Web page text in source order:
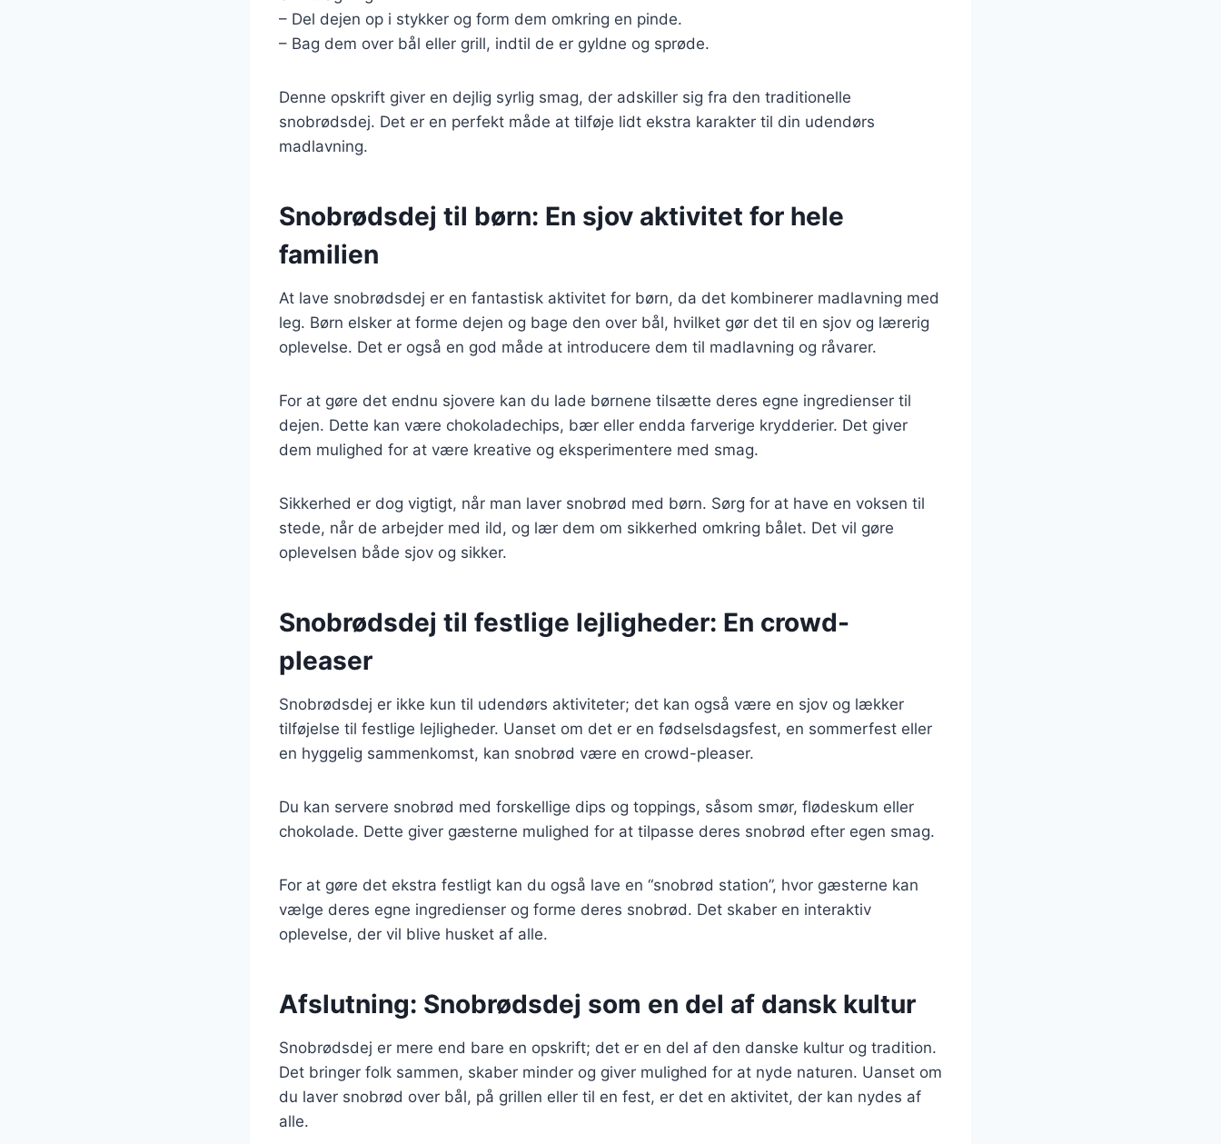
– Del dejen op i stykker og form dem omkring en pinde.
– Bag dem over bål eller grill, indtil de er gyldne og sprøde.
Denne opskrift giver en dejlig syrlig smag, der adskiller sig fra den traditionelle
snobrødsdej. Det er en perfekt måde at tilføje lidt ekstra karakter til din udendørs
madlavning.
Snobrødsdej til børn: En sjov aktivitet for hele
familien
At lave snobrødsdej er en fantastisk aktivitet for børn, da det kombinerer madlavning med
leg. Børn elsker at forme dejen og bage den over bål, hvilket gør det til en sjov og lærerig
oplevelse. Det er også en god måde at introducere dem til madlavning og råvarer.
For at gøre det endnu sjovere kan du lade børnene tilsætte deres egne ingredienser til
dejen. Dette kan være chokoladechips, bær eller endda farverige krydderier. Det giver
dem mulighed for at være kreative og eksperimentere med smag.
Sikkerhed er dog vigtigt, når man laver snobrød med børn. Sørg for at have en voksen til
stede, når de arbejder med ild, og lær dem om sikkerhed omkring bålet. Det vil gøre
oplevelsen både sjov og sikker.
Snobrødsdej til festlige lejligheder: En crowd-
pleaser
Snobrødsdej er ikke kun til udendørs aktiviteter; det kan også være en sjov og lækker
tilføjelse til festlige lejligheder. Uanset om det er en fødselsdagsfest, en sommerfest eller
en hyggelig sammenkomst, kan snobrød være en crowd-pleaser.
Du kan servere snobrød med forskellige dips og toppings, såsom smør, flødeskum eller
chokolade. Dette giver gæsterne mulighed for at tilpasse deres snobrød efter egen smag.
For at gøre det ekstra festligt kan du også lave en “snobrød station”, hvor gæsterne kan
vælge deres egne ingredienser og forme deres snobrød. Det skaber en interaktiv
oplevelse, der vil blive husket af alle.
Afslutning: Snobrødsdej som en del af dansk kultur
Snobrødsdej er mere end bare en opskrift; det er en del af den danske kultur og tradition.
Det bringer folk sammen, skaber minder og giver mulighed for at nyde naturen. Uanset om
du laver snobrød over bål, på grillen eller til en fest, er det en aktivitet, der kan nydes af
alle.